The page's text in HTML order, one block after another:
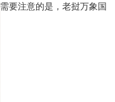
需要注意的是，老挝万象国